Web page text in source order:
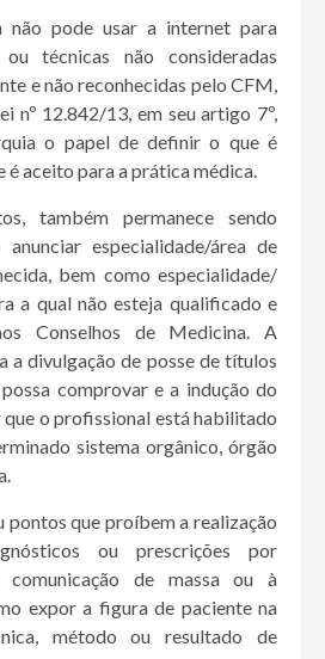
não pode usar a internet para
técnicas não consideradas
e não reconhecidas pelo CFM,
nº 12.842/13, em seu artigo 7º,
o papel de definir o que é
é aceito para a prática médica.
também permanece sendo
especialidade/área de
bem como especialidade/
a qual não esteja qualificado e
Conselhos de Medicina. A
a divulgação de posse de títulos
comprovar e a indução do
o profissional está habilitado
sistema orgânico, órgão
pontos que proíbem a realização
ou prescrições por
de massa ou à
expor a figura de paciente na
método ou resultado de